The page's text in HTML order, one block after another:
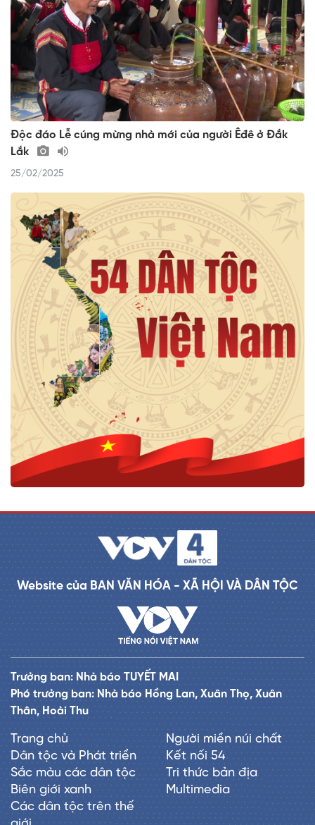
Độc đáo Lễ cúng mừng nhà mới của người Êđê ở Đắk
Lắk
25/02/2025
Website của BAN VĂN HÓA - XÃ HỘI VÀ DÂN TỘC
Trưởng ban: Nhà báo TUYẾT MAI
Phó trưởng ban: Nhà báo Hồng Lan, Xuân Thọ, Xuân
Thân, Hoài Thu
Trang chủ
Dân tộc và Phát triển
Sắc màu các dân tộc
Biên giới xanh
Các dân tộc trên thế
Người miền núi chất
Kết nối 54
Tri thức bản địa
Multimedia